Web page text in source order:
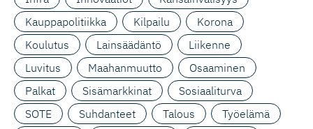
Kauppapolitiikka
Kilpailu
Korona
Koulutus
Lainsäädäntö
Liikenne
Luvitus
Maahanmuutto
Osaaminen
Palkat
Sisämarkkinat
Sosiaaliturva
SOTE
Suhdanteet Talous
Työelämä